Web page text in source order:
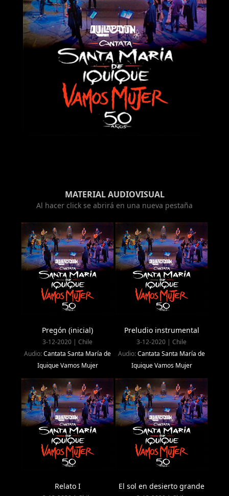
MATERIAL AUDIOVISUAL
Al hacer click se abrirá en una nueva pestaña
Pregón (inicial)
3-12-2020 | Chile
Audio:Cantata Santa María de
Iquique Vamos Mujer
Preludio instrumental
3-12-2020 | Chile
Audio:Cantata Santa María de
Iquique Vamos Mujer
Relato I El sol en desierto grande